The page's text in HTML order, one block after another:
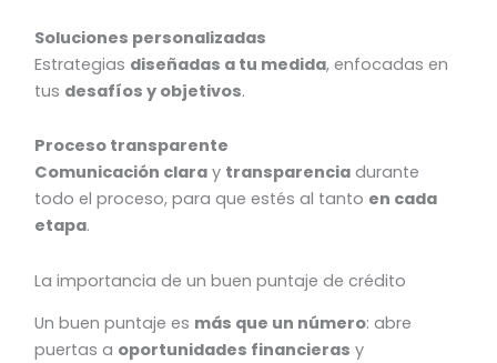
Soluciones personalizadas
Estrategias diseñadas a tu medida, enfocadas en
tus desafíos y objetivos.
Proceso transparente
Comunicación clara y transparencia durante
todo el proceso, para que estés al tanto en cada
etapa.
La importancia de un buen puntaje de crédito
Un buen puntaje es más que un número: abre
puertas a oportunidades financieras y